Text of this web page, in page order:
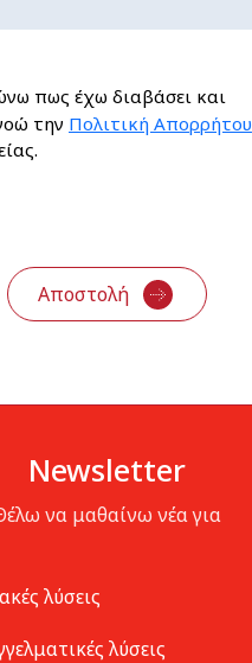
πως έχω διαβάσει και
την Πολιτική Απορρήτου
Newsletter
να μαθαίνω νέα για
λύσεις
λύσεις